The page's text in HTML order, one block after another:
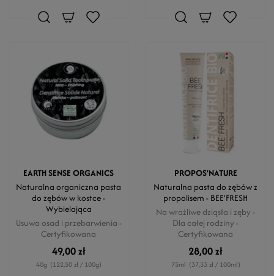
EARTH SENSE ORGANICS
Naturalna organiczna pasta
do zębów w kostce -
Wybielająca
Usuwa osad i przebarwienia -
Certyfikowana
49,00 zł
40g (122,50 zł / 100g)
PROPOS'NATURE
Naturalna pasta do zębów z
propolisem - BEE’FRESH
Na wrażliwe dziąsła i zęby -
Dla całej rodziny -
Certyfikowana
28,00 zł
75ml (37,33 zł / 100ml)